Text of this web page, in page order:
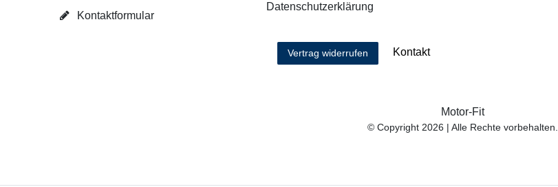
Kontaktformular
Datenschutzerklärung
Vertrag widerrufen Kontakt
Motor-Fit
© Copyright 2026 | Alle Rechte vorbehalten.